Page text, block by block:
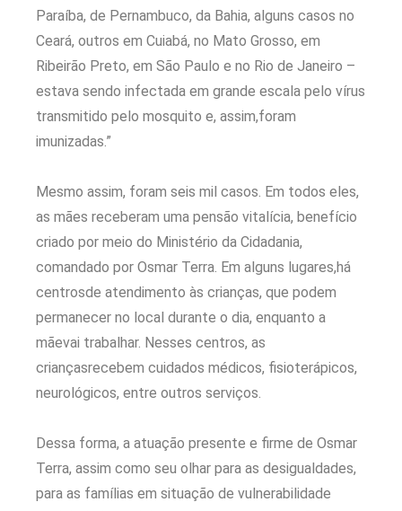
Paraíba, de Pernambuco, da Bahia, alguns casos no
Ceará, outros em Cuiabá, no Mato Grosso, em
Ribeirão Preto, em São Paulo e no Rio de Janeiro –
estava sendo infectada em grande escala pelo vírus
transmitido pelo mosquito e, assim,foram
imunizadas.”
Mesmo assim, foram seis mil casos. Em todos eles,
as mães receberam uma pensão vitalícia, benefício
criado por meio do Ministério da Cidadania,
comandado por Osmar Terra. Em alguns lugares,há
centrosde atendimento às crianças, que podem
permanecer no local durante o dia, enquanto a
mãevai trabalhar. Nesses centros, as
criançasrecebem cuidados médicos, fisioterápicos,
neurológicos, entre outros serviços.
Dessa forma, a atuação presente e firme de Osmar
Terra, assim como seu olhar para as desigualdades,
para as famílias em situação de vulnerabilidade